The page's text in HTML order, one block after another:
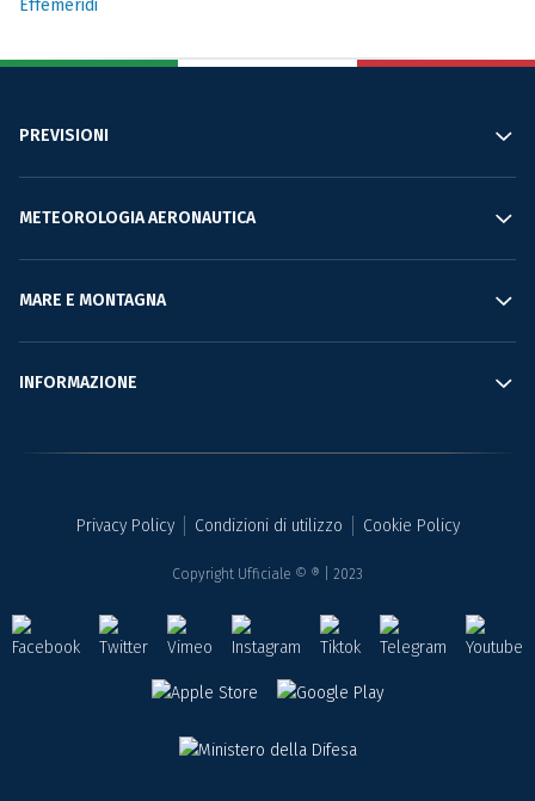
Effemeridi
PREVISIONI
METEOROLOGIA AERONAUTICA
MARE E MONTAGNA
INFORMAZIONE
Privacy Policy Condizioni di utilizzo Cookie Policy
Copyright Ufficiale © ® | 2023